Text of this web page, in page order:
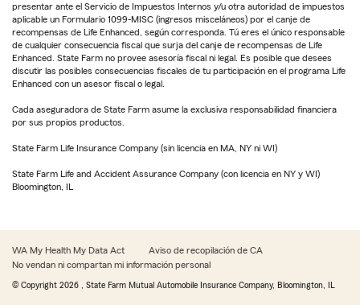
presentar ante el Servicio de Impuestos Internos y/u otra autoridad de impuestos
aplicable un Formulario 1099-MISC (ingresos misceláneos) por el canje de
recompensas de Life Enhanced, según corresponda. Tú eres el único responsable
de cualquier consecuencia fiscal que surja del canje de recompensas de Life
Enhanced. State Farm no provee asesoría fiscal ni legal. Es posible que desees
discutir las posibles consecuencias fiscales de tu participación en el programa Life
Enhanced con un asesor fiscal o legal.
Cada aseguradora de State Farm asume la exclusiva responsabilidad financiera
por sus propios productos.
State Farm Life Insurance Company (sin licencia en MA, NY ni WI)
State Farm Life and Accident Assurance Company (con licencia en NY y WI)
Bloomington, IL
WA My Health My Data Act
Aviso de recopilación de CA
No vendan ni compartan mi información personal
© Copyright 2026 , State Farm Mutual Automobile Insurance Company, Bloomington, IL